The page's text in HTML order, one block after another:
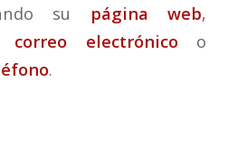
su página web,
correo electrónicoo
.